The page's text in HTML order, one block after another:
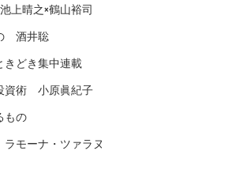
上晴之×鶴山裕司
酒井聡
きどき集中連載
資術 小原眞紀子
もの
モーナ・ツァラヌ